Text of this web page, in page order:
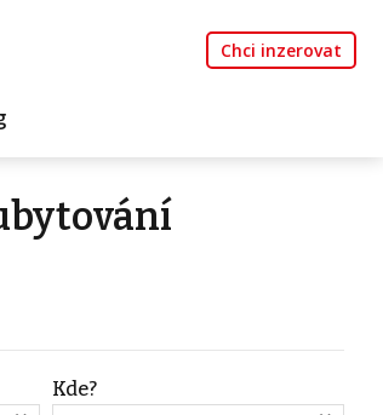
Chci inzerovat
Kde?